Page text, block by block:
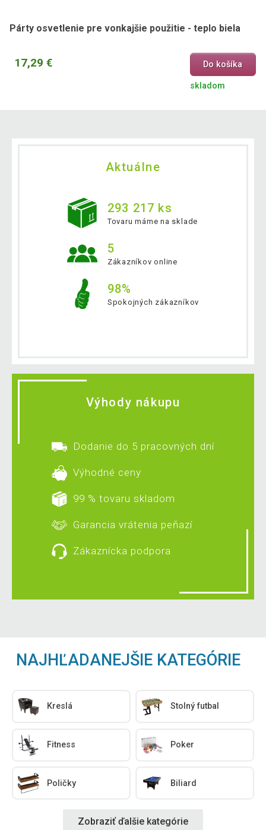
Párty osvetlenie pre vonkajšie použitie - teplo biela
17,29 € Do košíka
skladom
Aktuálne
293 217 ks
Tovaru máme na sklade
5
Zákazníkov online
98%
Spokojných zákazníkov
Výhody nákupu
Dodanie do 5 pracovných dní
Výhodné ceny
99 % tovaru skladom
Garancia vrátenia peňazí
Zákaznícka podpora
NAJHĽADANEJŠIE KATEGÓRIE
Kreslá Stolný futbal
Fitness Poker
Poličky Biliard
Zobraziť ďalšie kategórie